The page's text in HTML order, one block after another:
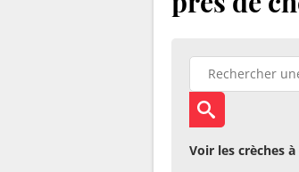
Voir les crèches à